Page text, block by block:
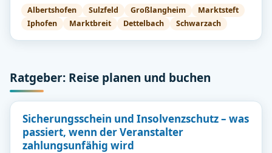
Albertshofen Sulzfeld Großlangheim
Marktsteft
Iphofen
Marktbreit Dettelbach Schwarzach
Ratgeber: Reise planen und buchen
Sicherungsschein und Insolvenzschutz – was
passiert, wenn der Veranstalter
zahlungsunfähig wird